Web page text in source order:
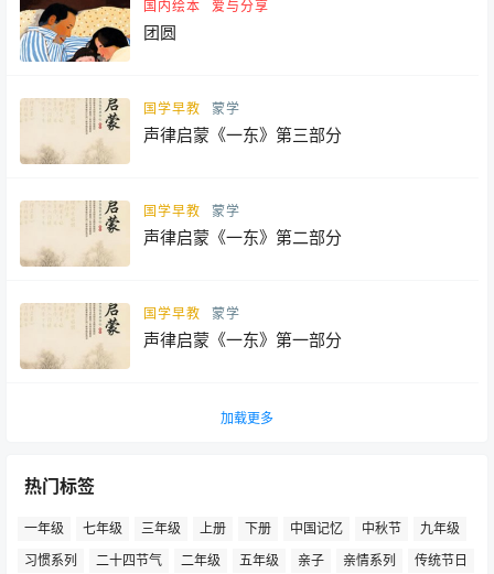
国内绘本 爱与分享
团圆
国学早教 蒙学
声律启蒙《一东》第三部分
国学早教 蒙学
声律启蒙《一东》第二部分
国学早教 蒙学
声律启蒙《一东》第一部分
加载更多
热门标签
一年级 七年级 三年级 上册 下册 中国记忆 中秋节
九年级
习惯系列
二十四节气 二年级 五年级 亲子 亲情系列
传统节日